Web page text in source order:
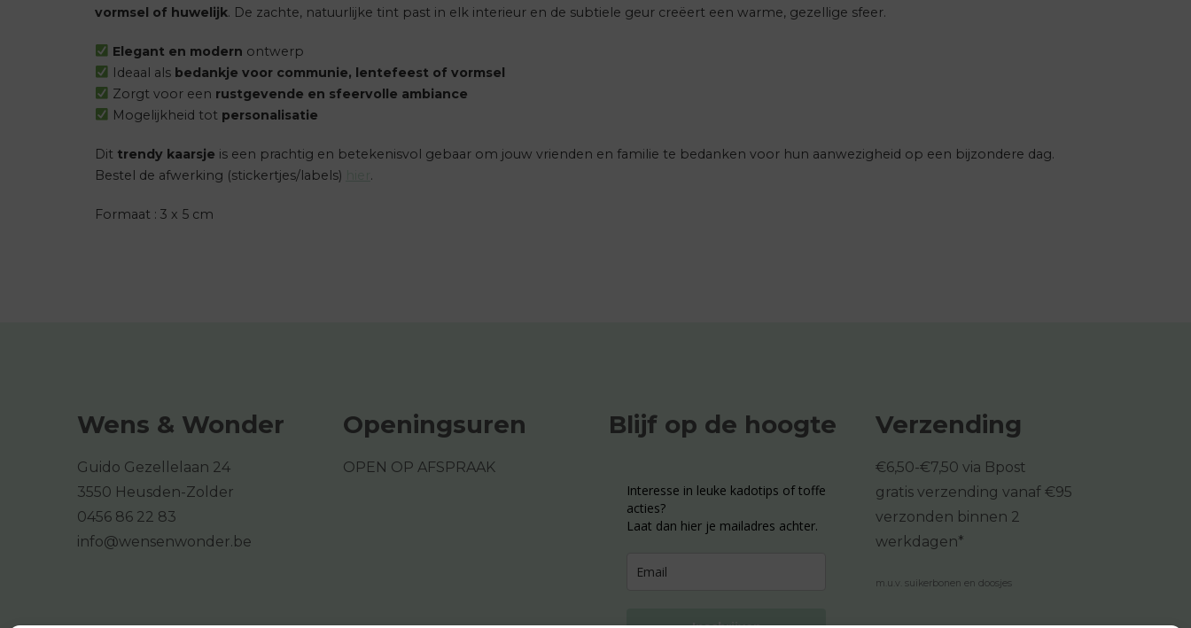
vormsel of huwelijk. De zachte, natuurlijke tint past in elk interieur en de subtiele geur creëert een warme, gezellige sfeer.
Elegant en modern ontwerp
Ideaal als bedankje voor communie, lentefeest of vormsel
Zorgt voor een rustgevende en sfeervolle ambiance
Mogelijkheid tot personalisatie
Dit trendy kaarsje is een prachtig en betekenisvol gebaar om jouw vrienden en familie te bedanken voor hun aanwezigheid op een bijzondere dag.
Bestel de afwerking (stickertjes/labels)
.
Formaat : 3 x 5 cm
Wens & Wonder
Guido Gezellelaan 24
3550 Heusden-Zolder
0456 86 22 83
info@wensenwonder.be
Openingsuren
OPEN OP AFSPRAAK
Blijf op de hoogte
Interesse in leuke kadotips of toffe
acties?
Laat dan hier je mailadres achter.
Verzending
€6,50-€7,50 via Bpost
gratis verzending vanaf €95
verzonden binnen 2
werkdagen*
m.u.v. suikerbonen en doosjes